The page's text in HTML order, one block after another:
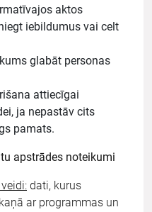
aktos
iebildumus vai celt
glabāt personas
attiecīgai
ja nepastāv cits
pamats.
apstrādes noteikumi
dati, kurus
ar programmas un